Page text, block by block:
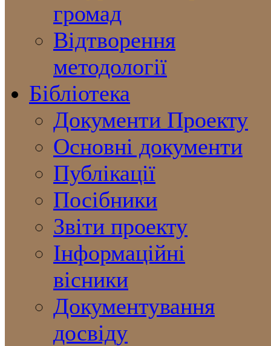
громад
Відтворення
методології
Бібліотека
Документи Проекту
Основні документи
Публікації
Посібники
Звіти проекту
Інформаційні
вісники
Документування
досвіду